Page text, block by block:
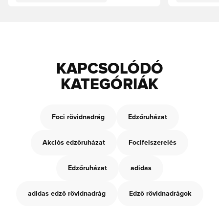
KAPCSOLÓDÓ
KATEGÓRIÁK
Foci rövidnadrág Edzőruházat
Akciós edzőruházat Focifelszerelés
Edzőruházat adidas
adidas edző rövidnadrág Edző rövidnadrágok